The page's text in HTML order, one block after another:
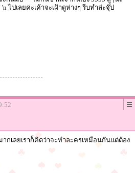
ไปเลยค่ะเค้าจะเฝ้าดูห่างๆ รีบทำล่ะจุ๊ป
กเลยเราก็คิดว่าจะทำละครเหมือนกันแต่ต้อง